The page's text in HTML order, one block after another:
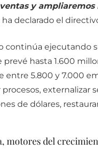
y
ha declarado el
continúa ejecutando
prevé hasta 1.600
entre 5.800 y 7.000
externalizar
de dólares,
motores del